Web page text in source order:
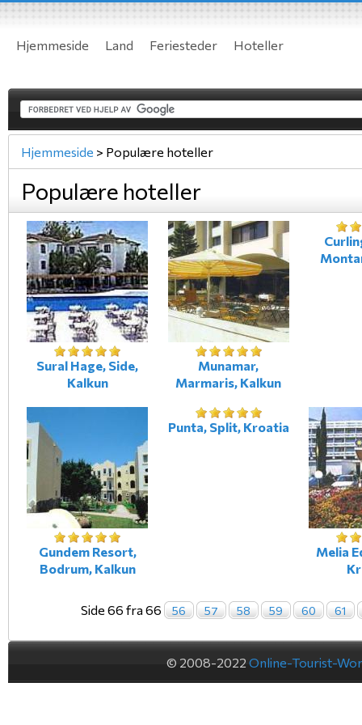
Hjemmeside Land Feriesteder Hoteller
Hjemmeside > Populære hoteller
Populære hoteller
Sural Hage, Side,
Kalkun
Munamar,
Marmaris, Kalkun
Gundem Resort,
Bodrum, Kalkun
Punta, Split, Kroatia
Melia
Side 66 fra 66 56 57 58 59 60 61
© 2008-2022 Online-Tourist-